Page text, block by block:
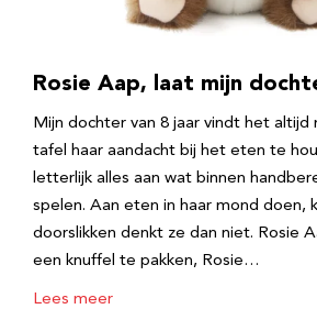
Rosie Aap, laat mijn
Mijn dochter van 8 jaar vindt het altijd
tafel haar aandacht bij het eten te
letterlijk alles aan wat binnen
spelen. Aan eten in haar mond doen,
doorslikken denkt ze dan niet. Rosie
een knuffel te pakken, Rosie…
Lees meer